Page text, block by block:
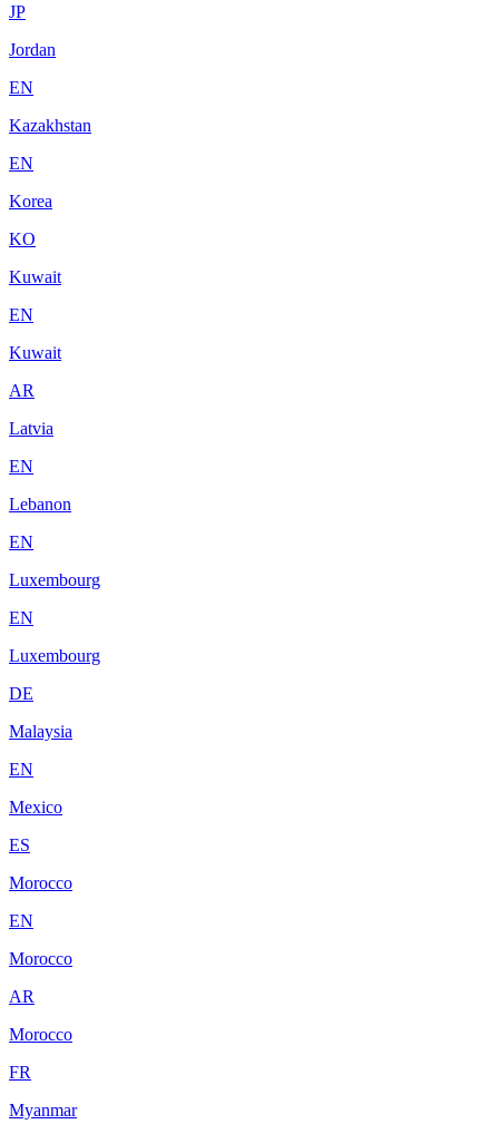
JP
Jordan
EN
Kazakhstan
EN
Korea
KO
Kuwait
EN
Kuwait
AR
Latvia
EN
Lebanon
EN
Luxembourg
EN
Luxembourg
DE
Malaysia
EN
Mexico
ES
Morocco
EN
Morocco
AR
Morocco
FR
Myanmar